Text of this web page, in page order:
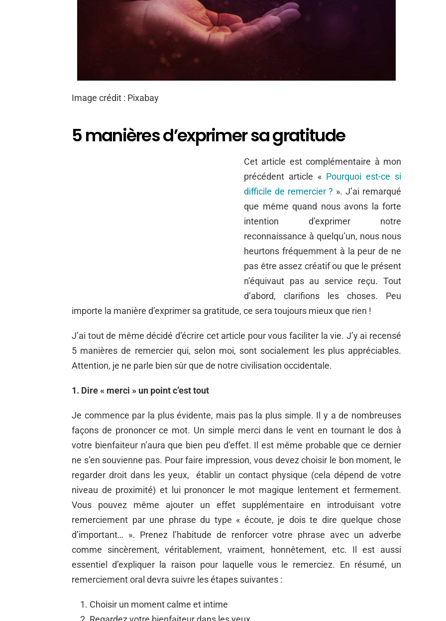
Image crédit : Pixabay
5 manières d’exprimer sa gratitude
Cet article est complémentaire à mon
précédent article « Pourquoi est-ce si
difficile de remercier ? ». J’ai remarqué
que même quand nous avons la forte
intention d’exprimer notre
reconnaissance à quelqu’un, nous nous
heurtons fréquemment à la peur de ne
pas être assez créatif ou que le présent
n’équivaut pas au service reçu. Tout
d’abord, clarifions les choses. Peu
importe la manière d’exprimer sa gratitude, ce sera toujours mieux que rien !
J’ai tout de même décidé d’écrire cet article pour vous faciliter la vie. J’y ai recensé
5 manières de remercier qui, selon moi, sont socialement les plus appréciables.
Attention, je ne parle bien sûr que de notre civilisation occidentale.
1. Dire « merci » un point c’est tout
Je commence par la plus évidente, mais pas la plus simple. Il y a de nombreuses
façons de prononcer ce mot. Un simple merci dans le vent en tournant le dos à
votre bienfaiteur n’aura que bien peu d’effet. Il est même probable que ce dernier
ne s’en souvienne pas. Pour faire impression, vous devez choisir le bon moment, le
regarder droit dans les yeux,
établir un contact physique (cela dépend de votre
niveau de proximité) et lui prononcer le mot magique lentement et fermement.
Vous pouvez même ajouter un effet supplémentaire en introduisant votre
remerciement par une phrase du type « écoute, je dois te dire quelque chose
d’important… ». Prenez l’habitude de renforcer votre phrase avec un adverbe
comme sincèrement, véritablement, vraiment, honnêtement, etc. Il est aussi
essentiel d’expliquer la raison pour laquelle vous le remerciez. En résumé, un
remerciement oral devra suivre les étapes suivantes :
Choisir un moment calme et intime